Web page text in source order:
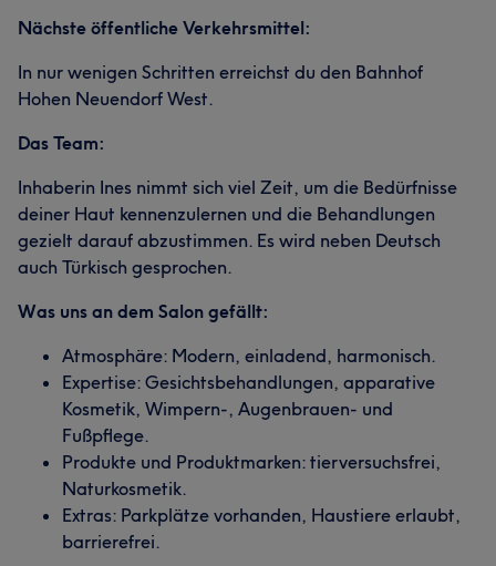
Nächste öffentliche Verkehrsmittel:
In nur wenigen Schritten erreichst du den Bahnhof
Hohen Neuendorf West.
Das Team:
Inhaberin Ines nimmt sich viel Zeit, um die Bedürfnisse
deiner Haut kennenzulernen und die Behandlungen
gezielt darauf abzustimmen. Es wird neben Deutsch
auch Türkisch gesprochen.
Was uns an dem Salon gefällt:
Atmosphäre: Modern, einladend, harmonisch.
Expertise: Gesichtsbehandlungen, apparative
Kosmetik, Wimpern-, Augenbrauen- und
Fußpflege.
Produkte und Produktmarken: tierversuchsfrei,
Naturkosmetik.
Extras: Parkplätze vorhanden, Haustiere erlaubt,
barrierefrei.